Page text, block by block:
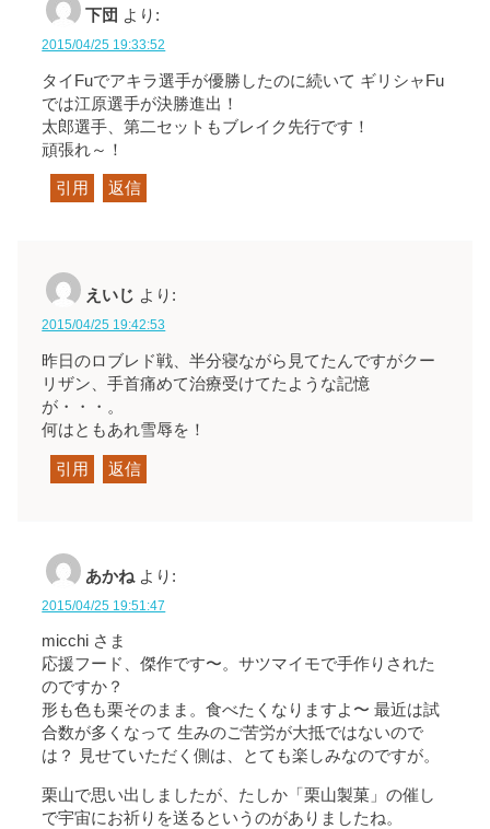
下団 より:
2015/04/25 19:33:52
タイFuでアキラ選手が優勝したのに続いて ギリシャFu
では江原選手が決勝進出！
太郎選手、第二セットもブレイク先行です！
頑張れ～！
引用 返信
えいじ より:
2015/04/25 19:42:53
昨日のロブレド戦、半分寝ながら見てたんですがクー
リザン、手首痛めて治療受けてたような記憶
が・・・。
何はともあれ雪辱を！
引用 返信
あかね より:
2015/04/25 19:51:47
micchi さま
応援フード、傑作です〜。サツマイモで手作りされた
のですか？
形も色も栗そのまま。食べたくなりますよ〜 最近は試
合数が多くなって 生みのご苦労が大抵ではないので
は？ 見せていただく側は、とても楽しみなのですが。
栗山で思い出しましたが、たしか「栗山製菓」の催し
で宇宙にお祈りを送るというのがありましたね。